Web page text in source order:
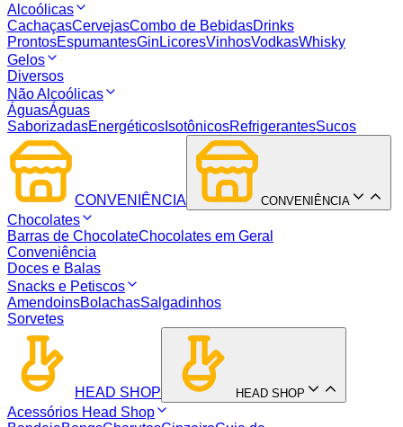
Alcoólicas
CachaçasCervejasCombo de BebidasDrinks
ProntosEspumantesGin LicoresVinhosVodkasWhisky
Gelos
Diversos
Não Alcoólicas
ÁguasÁguas
SaborizadasEnergéticos IsotônicosRefrigerantesSucos
CONVENIÊNCIA CONVENIÊNCIA
Chocolates
Barras de ChocolateChocolates em Geral
Conveniência
Doces e Balas
Snacks e Petiscos
AmendoinsBolachasSalgadinhos
Sorvetes
HEAD SHOP HEAD SHOP
Acessórios Head Shop